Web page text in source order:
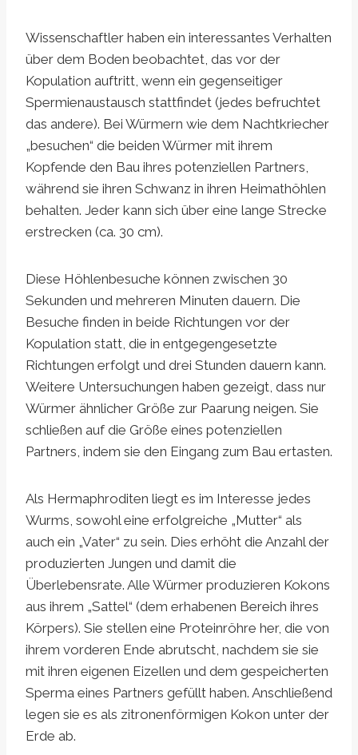
Wissenschaftler haben ein interessantes Verhalten
über dem Boden beobachtet, das vor der
Kopulation auftritt, wenn ein gegenseitiger
Spermienaustausch stattfindet (jedes befruchtet
das andere). Bei Würmern wie dem Nachtkriecher
„besuchen“ die beiden Würmer mit ihrem
Kopfende den Bau ihres potenziellen Partners,
während sie ihren Schwanz in ihren Heimathöhlen
behalten. Jeder kann sich über eine lange Strecke
erstrecken (ca. 30 cm).
Diese Höhlenbesuche können zwischen 30
Sekunden und mehreren Minuten dauern. Die
Besuche finden in beide Richtungen vor der
Kopulation statt, die in entgegengesetzte
Richtungen erfolgt und drei Stunden dauern kann.
Weitere Untersuchungen haben gezeigt, dass nur
Würmer ähnlicher Größe zur Paarung neigen. Sie
schließen auf die Größe eines potenziellen
Partners, indem sie den Eingang zum Bau ertasten.
Als Hermaphroditen liegt es im Interesse jedes
Wurms, sowohl eine erfolgreiche „Mutter“ als
auch ein „Vater“ zu sein. Dies erhöht die Anzahl der
produzierten Jungen und damit die
Überlebensrate. Alle Würmer produzieren Kokons
aus ihrem „Sattel“ (dem erhabenen Bereich ihres
Körpers). Sie stellen eine Proteinröhre her, die von
ihrem vorderen Ende abrutscht, nachdem sie sie
mit ihren eigenen Eizellen und dem gespeicherten
Sperma eines Partners gefüllt haben. Anschließend
legen sie es als zitronenförmigen Kokon unter der
Erde ab.